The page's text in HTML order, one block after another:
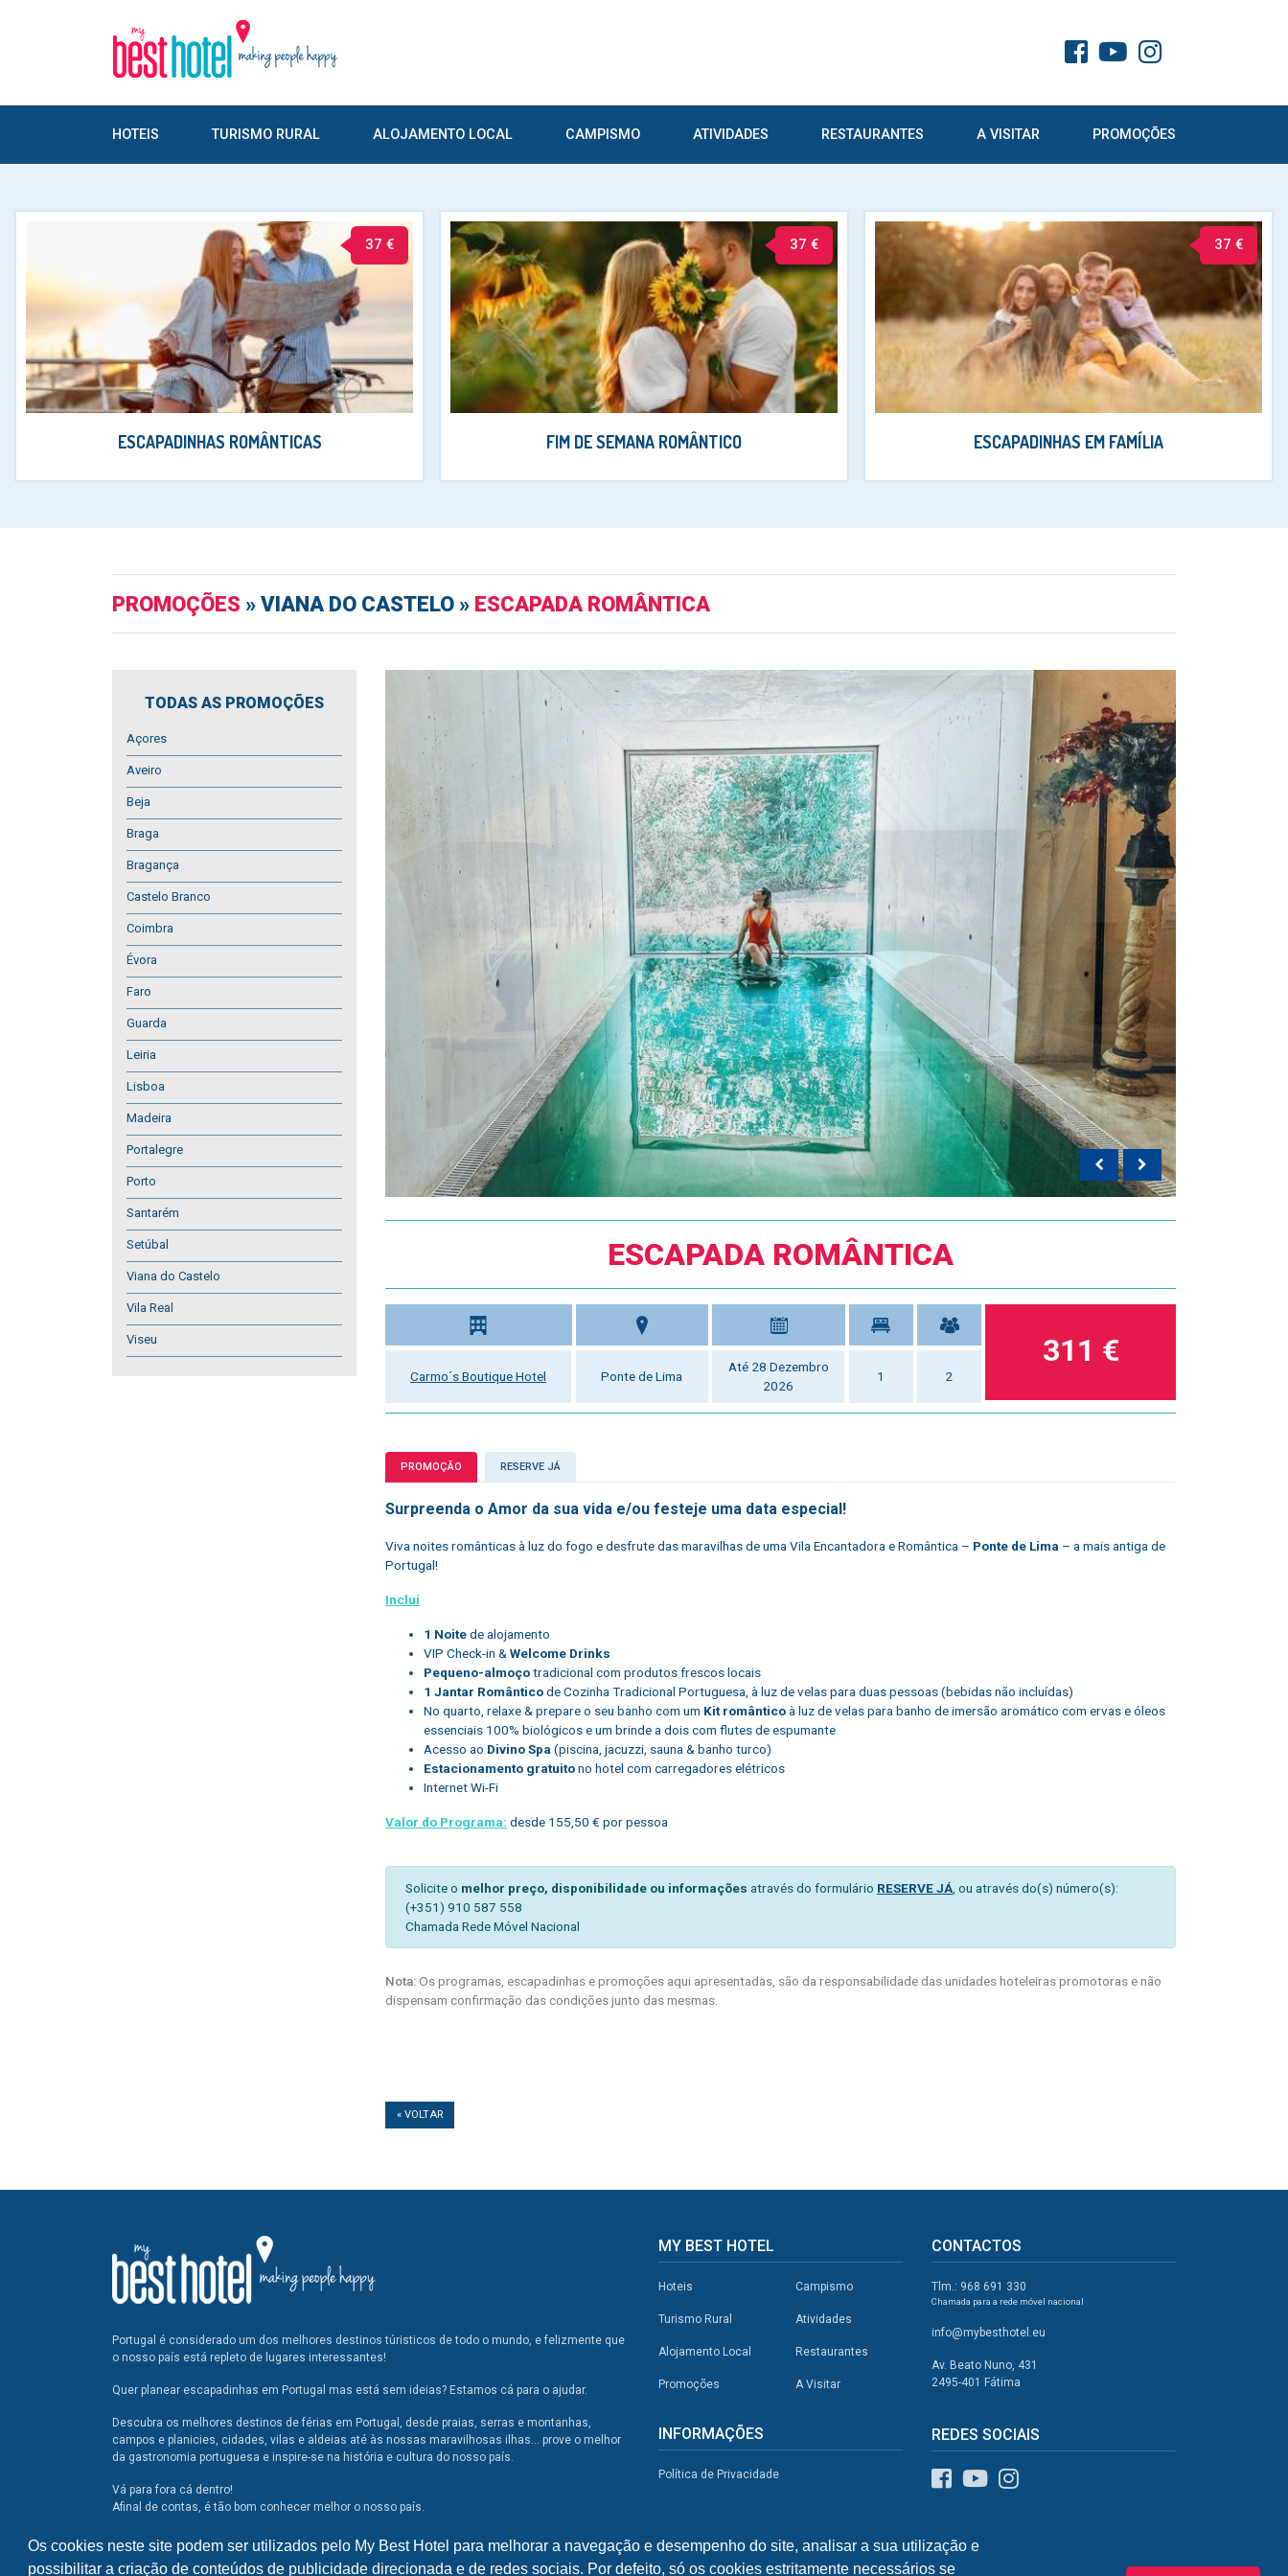
Os cookies neste site podem ser utilizados pelo My Best Hotel para melhorar a navegação e desempenho do site, analisar a sua utilização e
possibilitar a criação de conteúdos de publicidade direcionada e de redes sociais. Por defeito, só os cookies estritamente necessários se
HOTEIS TURISMO RURAL ALOJAMENTO LOCAL CAMPISMO ATIVIDADES RESTAURANTES A VISITAR PROMOÇÕES
37 €
ESCAPADINHAS ROMÂNTICAS
37 €
FIM DE SEMANA ROMÂNTICO
37 €
ESCAPADINHAS EM FAMÍLIA
PROMOÇÕES » VIANA DO CASTELO » ESCAPADA ROMÂNTICA
TODAS AS PROMOÇÕES
Açores
Aveiro
Beja
Braga
Bragança
Castelo Branco
Coimbra
Évora
Faro
Guarda
Leiria
Lisboa
Madeira
Portalegre
Porto
Santarém
Setúbal
Viana do Castelo
Vila Real
Viseu
ESCAPADA ROMÂNTICA
Carmo´s Boutique Hotel Ponte de Lima
Até 28 Dezembro
2026
1 2
311 €
PROMOÇÃO RESERVE JÁ
Surpreenda o Amor da sua vida e/ou festeje uma data especial!
Viva noites românticas à luz do fogo e desfrute das maravilhas de uma Vila Encantadora e Romântica – Ponte de Lima – a mais antiga de
Portugal!
Inclui
1 Noitede alojamento
VIP Check-in &Welcome Drinks
Pequeno-almoçotradicional com produtos frescos locais
1 Jantar Românticode Cozinha Tradicional Portuguesa, à luz de velas para duas pessoas (bebidas não incluídas)
No quarto, relaxe & prepare o seu banho com um Kit românticoà luz de velas para banho de imersão aromático com ervas e óleos
essenciais 100% biológicos e um brinde a dois com flutes de espumante
Acesso ao Divino Spa (piscina, jacuzzi, sauna & banho turco)
Estacionamento gratuitono hotel com carregadores elétricos
Internet Wi-Fi
Valor do Programa: desde 155,50 € por pessoa
Solicite o melhor preço, disponibilidade ou informações através do formulário RESERVE JÁ, ou através do(s) número(s):
(+351) 910 587 558
Chamada Rede Móvel Nacional
Nota:Os programas, escapadinhas e promoções aqui apresentadas, são da responsabilidade das unidades hoteleiras promotoras e não
dispensam confirmação das condições junto das mesmas.
« VOLTAR
Portugal é considerado um dos melhores destinos túristicos de todo o mundo, e felizmente que
o nosso país está repleto de lugares interessantes!
Quer planear escapadinhas em Portugal mas está sem ideias? Estamos cá para o ajudar.
Descubra os melhores destinos de férias em Portugal, desde praias, serras e montanhas,
campos e planicies, cidades, vilas e aldeias até às nossas maravilhosas ilhas... prove o melhor
da gastronomia portuguesa e inspire-se na história e cultura do nosso país.
Vá para fora cá dentro!
Afinal de contas, é tão bom conhecer melhor o nosso país.
MY BEST HOTEL
Hoteis
Turismo Rural
Alojamento Local
Promoções
Campismo
Atividades
Restaurantes
A Visitar
INFORMAÇÕES
Política de Privacidade
CONTACTOS
Tlm.: 968 691 330
Chamada para a rede móvel nacional
info@mybesthotel.eu
Av. Beato Nuno, 431
2495-401 Fátima
REDES SOCIAIS